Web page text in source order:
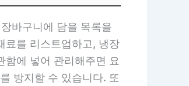
바구니에 담을 목록을
료를 리스트업하고, 냉장
함에 넣어 관리해주면 요
방지할 수 있습니다. 또